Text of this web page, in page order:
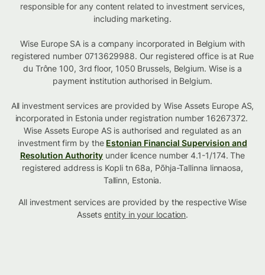
responsible for any content related to investment services,
including marketing.
Wise Europe SA is a company incorporated in Belgium with
registered number 0713629988. Our registered office is at Rue
du Trône 100, 3rd floor, 1050 Brussels, Belgium. Wise is a
payment institution authorised in Belgium.
All investment services are provided by Wise Assets Europe AS,
incorporated in Estonia under registration number 16267372.
Wise Assets Europe AS is authorised and regulated as an
investment firm by the Estonian Financial Supervision and
Resolution Authority under licence number 4.1-1/174. The
registered address is Kopli tn 68a, Põhja-Tallinna linnaosa,
Tallinn, Estonia.
All investment services are provided by the respective Wise
Assetsentity in your location.